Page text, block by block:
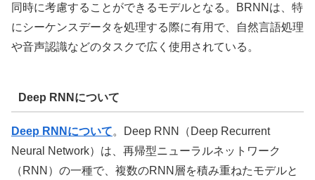
同時に考慮することができるモデルとなる。BRNNは、特
にシーケンスデータを処理する際に有用で、自然言語処理
や音声認識などのタスクで広く使用されている。
Deep RNNについて
Deep RNNについて。Deep RNN（Deep Recurrent
Neural Network）は、再帰型ニューラルネットワーク
（RNN）の一種で、複数のRNN層を積み重ねたモデルと